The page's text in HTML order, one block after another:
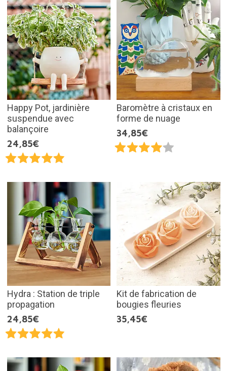
Happy Pot, jardinière
suspendue avec
balançoire
24,85€
Baromètre à cristaux en
forme de nuage
34,85€
Hydra : Station de triple
propagation
24,85€
Kit de fabrication de
bougies fleuries
35,45€